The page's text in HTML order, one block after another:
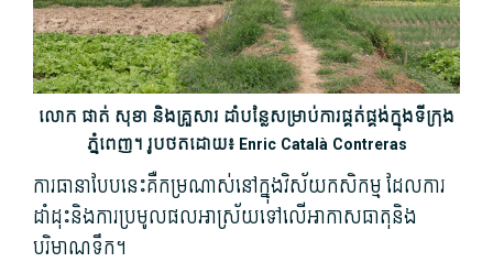
លោក​ ផាត់ សុខា និង​គ្រួសារ ដាំបន្លែ​សម្រាប់ការផ្គត់ផ្គង់​​ក្នុងទីក្រុង
ភ្នំពេញ។ រូបថតដោយ៖ Enric Català Contreras
ការធានា​បែបនេះ​គឺ​កម្រ​ណាស់​នៅក្នុង​វិស័យ​កសិកម្ម ដែល​ការ​
ដាំដុះ​និង​ការ​ប្រមូល​ផល​អាស្រ័យ​ទៅលើ​អាកាសធាតុ​និង​
បរិមាណ​ទឹក។